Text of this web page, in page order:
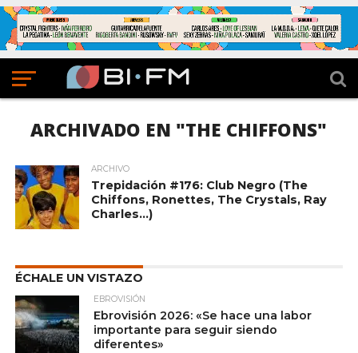
ARCHIVADO EN "THE CHIFFONS"
ARCHIVO
Trepidación #176: Club Negro (The
Chiffons, Ronettes, The Crystals, Ray
Charles…)
ÉCHALE UN VISTAZO
EBROVISIÓN
Ebrovisión 2026: «Se hace una labor
importante para seguir siendo
diferentes»